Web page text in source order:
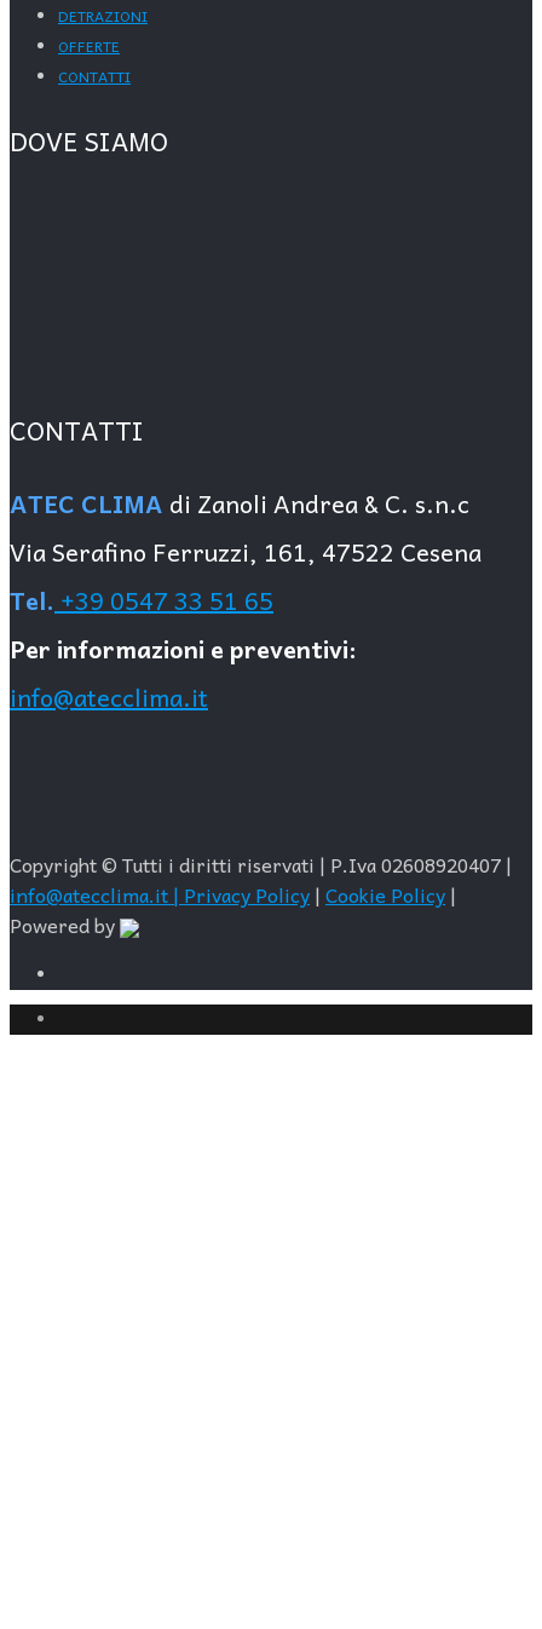
DETRAZIONI
OFFERTE
CONTATTI
DOVE SIAMO
CONTATTI
ATEC CLIMA di Zanoli Andrea & C. s.n.c
Via Serafino Ferruzzi, 161, 47522 Cesena
Tel. +39 0547 33 51 65
Per informazioni e preventivi:
info@atecclima.it
Copyright © Tutti i diritti riservati | P.Iva 02608920407 |
info@atecclima.it | Privacy Policy| Cookie Policy|
Powered by